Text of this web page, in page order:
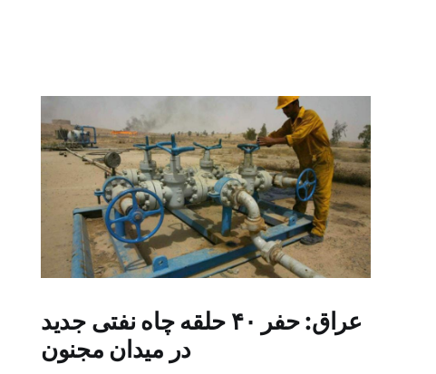
عراق: حفر ۴۰ حلقه چاه نفتی جدید
در میدان مجنون